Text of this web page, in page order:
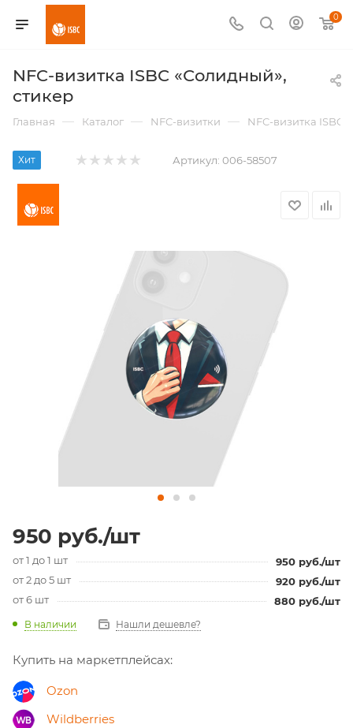
0
NFC-визитка ISBC «Солидный»,
стикер
Главная — Каталог — NFC-визитки — NFC-визитка ISBC
Хит Артикул: 006-58507
950 руб./шт
от 1 до 1 шт 950 руб./шт
от 2 до 5 шт
920 руб./шт
от 6 шт
880 руб./шт
В наличии Нашли дешевле?
Купить на маркетплейсах:
Ozon
Wildberries